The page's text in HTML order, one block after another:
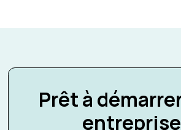
Prêt à